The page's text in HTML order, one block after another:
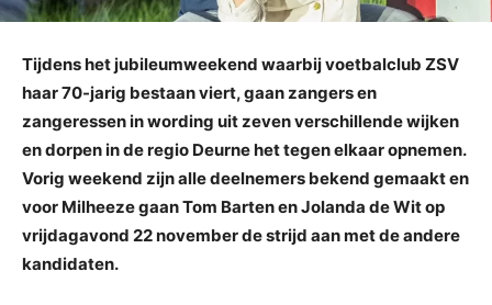
Tijdens het jubileumweekend waarbij voetbalclub ZSV
haar 70-jarig bestaan viert, gaan zangers en
zangeressen in wording uit zeven verschillende wijken
en dorpen in de regio Deurne het tegen elkaar opnemen.
Vorig weekend zijn alle deelnemers bekend gemaakt en
voor Milheeze gaan Tom Barten en Jolanda de Wit op
vrijdagavond 22 november de strijd aan met de andere
kandidaten.